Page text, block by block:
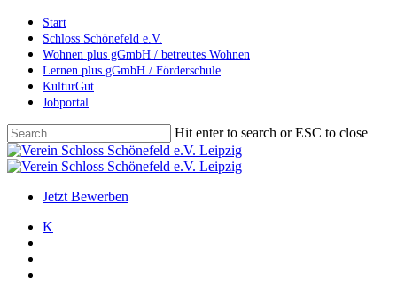
Skip
main
content
Start
Schloss Schönefeld e.V.
Wohnen plus gGmbH / betreutes Wohnen
Lernen plus gGmbH / Förderschule
KulturGut
Jobportal
Hit enter to search or ESC to close
Close
Search
search
account
Menu
Jetzt Bewerben
K